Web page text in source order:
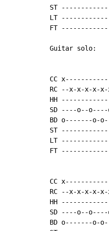
ST
LT
FT
Guitar solo:
CC
RC --x-x-x-
HH
SD ----o--
BD o-------o-
ST
LT
FT
CC
RC --x-x-x-x-
HH
SD ----o--
BD o-------o-